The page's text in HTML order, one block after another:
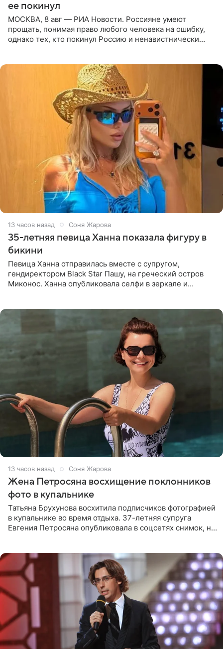
ее покинул
МОСКВА, 8 авг — РИА Новости. Россияне умеют
прощать, понимая право любого человека на ошибку,
однако тех, кто покинул Россию и ненавистнически
13 часов назад Соня Жарова
35-летняя певица Ханна показала фигуру в
бикини
Певица Ханна отправилась вместе с супругом,
гендиректором Black Star Пашу, на греческий остров
Миконос. Ханна опубликовала селфи в зеркале и
13 часов назад Соня Жарова
Жена Петросяна восхищение поклонников
фото в купальнике
Татьяна Брухунова восхитила подписчиков фотографией
в купальнике во время отдыха. 37-летняя супруга
Евгения Петросяна опубликовала в соцсетях снимок, на